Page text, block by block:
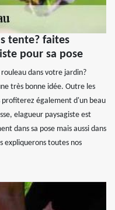
tente? faites
pour sa pose
dans votre jardin?
très bonne idée. Outre les
profiterez également d'un beau
elagueur paysagiste est
dans sa pose mais aussi dans
expliquerons toutes nos